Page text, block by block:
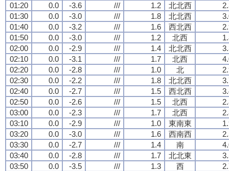
01:20
0.0 -3.6 /// 1.2 北北西
01:30
0.0 -3.0 /// 1.8 北北西
01:40
0.0 -3.2 /// 1.6 西北西
01:50
0.0 -3.0 /// 1.2 北西
02:00
0.0 -2.9 /// 1.4 北北西
02:10
0.0 -3.1 /// 1.7 北西
02:20
0.0 -2.8 /// 1.0 北
02:30
0.0 -2.2 /// 1.8 北北西
02:40
0.0 -2.7 /// 1.5 西北西
02:50
0.0 -2.6 /// 1.5 北西
03:00
0.0 -2.3 /// 1.7 北西
03:10
0.0 -2.9 /// 1.0 東南東
03:20
0.0 -3.0 /// 1.6 西南西
03:30
0.0 -2.7 /// 1.4 南
03:40
0.0 -2.8 /// 1.7 北北東
03:50
0.0 -3.5 /// 1.3 西